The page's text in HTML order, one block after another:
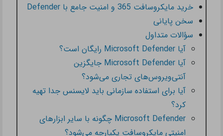
خرید مایکروسافت 365 و امنیت جامع با Defender
سخن پایانی
سؤالات متداول
آیا Microsoft Defender رایگان است؟
آیا Microsoft Defender جایگزین
آنتی‌ویروس‌های تجاری می‌شود؟
آیا برای استفاده سازمانی باید لایسنس جدا تهیه
کرد؟
Microsoft Defender چگونه با سایر ابزارهای
امنیتی مایکروسافت یکپارچه می‌شود؟